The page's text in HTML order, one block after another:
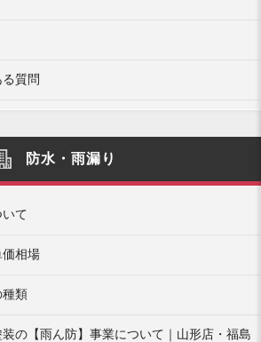
質問
防水・雨漏り
て
価相場
種類
の【雨ん防】事業について｜山形店・福島